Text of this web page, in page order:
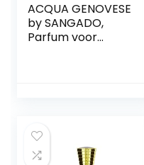
ACQUA GENOVESE
by SANGADO,
Parfum voor
Geconcentreerd,
50 ml Spray